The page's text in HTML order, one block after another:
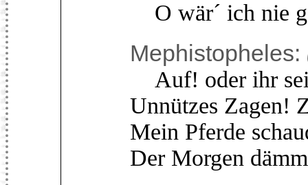
O wär´ ich nie
Mephistopheles:
Auf! oder ihr
Unnützes Zagen!
Mein Pferde
Der Morgen